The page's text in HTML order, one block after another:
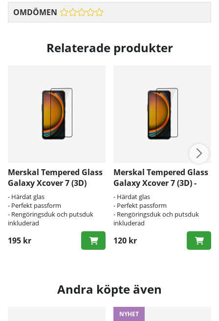
OMDÖMEN
Relaterade produkter
Merskal Tempered Glass
Galaxy Xcover 7 (3D)
- Härdat glas
- Perfekt passform
- Rengöringsduk och putsduk
inkluderad
195 kr
Merskal Tempered Glass
Galaxy Xcover 7 (3D) -
BULK
- Härdat glas
- Perfekt passform
- Rengöringsduk och putsduk
inkluderad
120 kr
Andra köpte även
NYHET